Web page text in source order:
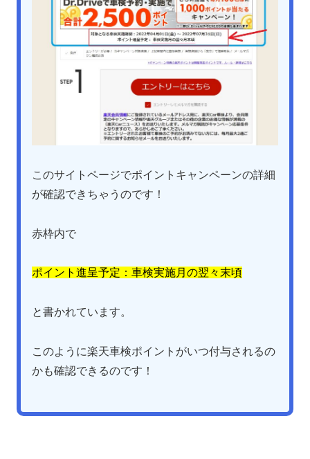
このサイトページでポイントキャンペーンの詳細
が確認できちゃうのです！
赤枠内で
ポイント進呈予定：車検実施月の翌々末頃
と書かれています。
このように楽天車検ポイントがいつ付与されるの
かも確認できるのです！